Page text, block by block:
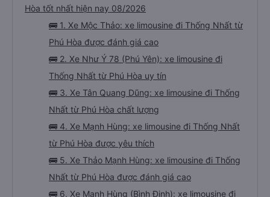
Hòa tốt nhất hiện nay 08/2026
🚌 1. Xe Mộc Thảo: xe limousine đi Thống Nhất từ
Phú Hòa được đánh giá cao
🚌 2. Xe Như Ý 78 (Phú Yên): xe limousine đi
Thống Nhất từ Phú Hòa uy tín
🚌 3. Xe Tân Quang Dũng: xe limousine đi Thống
Nhất từ Phú Hòa chất lượng
🚌 4. Xe Mạnh Hùng: xe limousine đi Thống Nhất
từ Phú Hòa được yêu thích
🚌 5. Xe Thảo Mạnh Hùng: xe limousine đi Thống
Nhất từ Phú Hòa được đánh giá cao
🚌 6. Xe Mạnh Hùng (Bình Định): xe limousine đi